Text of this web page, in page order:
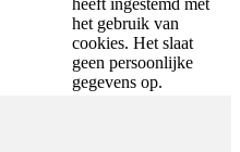
het gebruik van
cookies. Het slaat
geen persoonlijke
gegevens op.